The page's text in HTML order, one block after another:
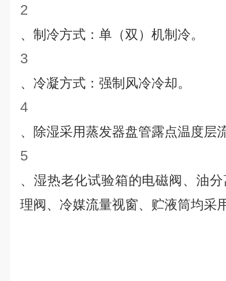
2
、制冷方式：单（双）机制冷。
3
、冷凝方式：强制风冷冷却。
4
、除湿采用蒸发器盘管露点温度层
5
、湿热老化试验箱的电磁阀、油
理阀、冷媒流量视窗、贮液筒均采